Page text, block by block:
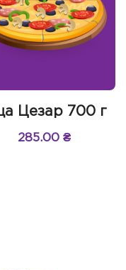
Цезар 700 г
285.00₴